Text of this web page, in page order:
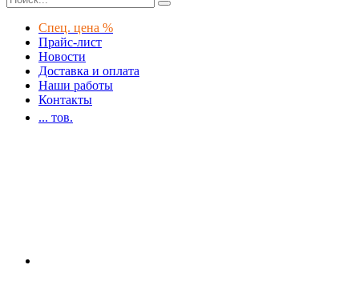
Спец. цена %
Прайс-лист
Новости
Доставка и оплата
Наши работы
Контакты
... тов.